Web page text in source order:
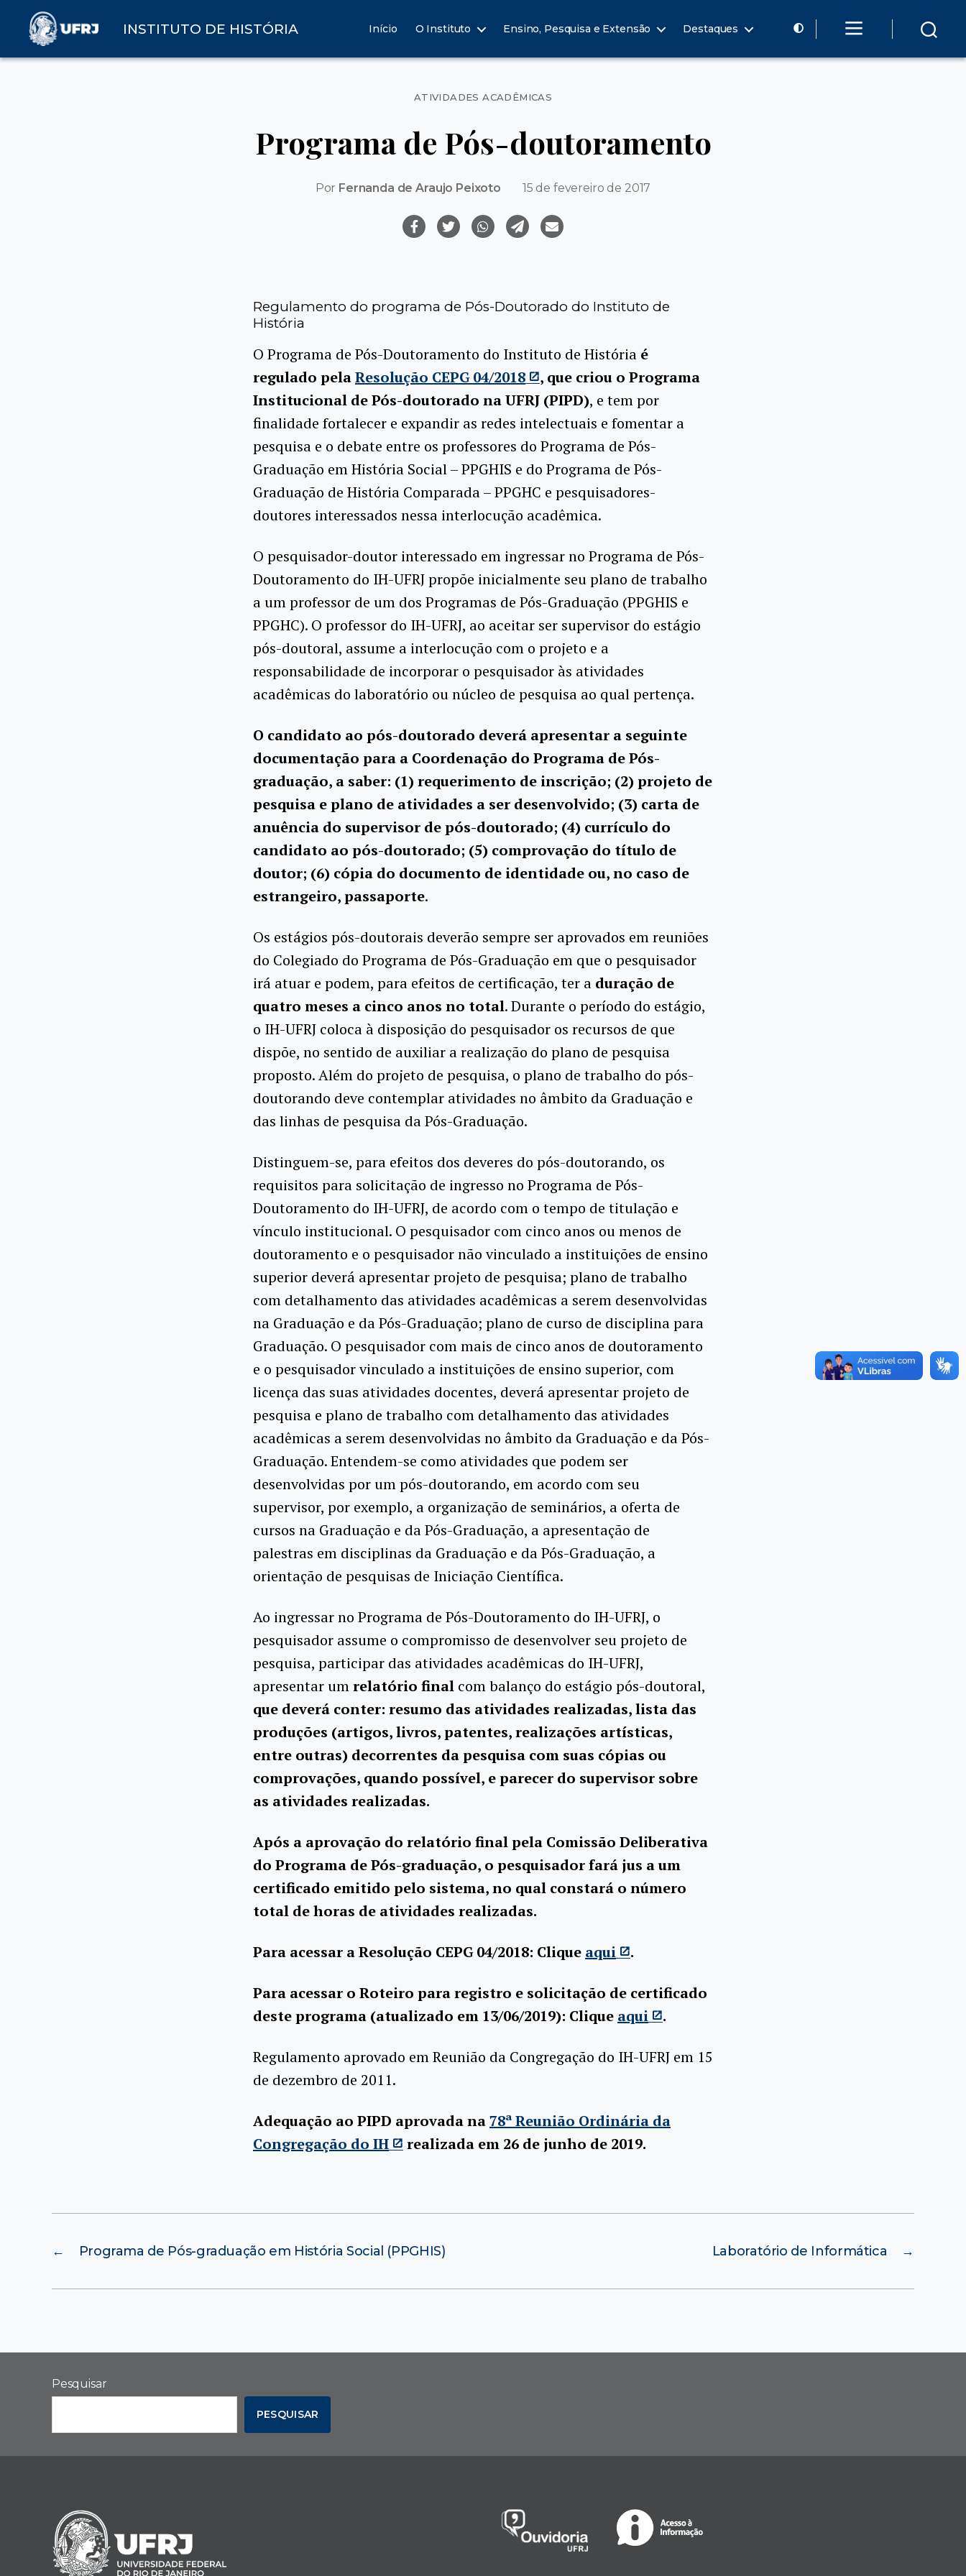
INSTITUTO DE HISTÓRIA Início O Instituto Ensino, Pesquisa e Extensão Destaques
Categorias
ATIVIDADES ACADÊMICAS
Programa de Pós-doutoramento
Por Fernanda de Araujo Peixoto 15 de fevereiro de 2017
Regulamento do programa de Pós-Doutorado do Instituto de
História
O Programa de Pós-Doutoramento do Instituto de História é
regulado pelaResolução CEPG 04/2018
, que criou o Programa
Institucional de Pós-doutorado na UFRJ (PIPD), e tem por
finalidade fortalecer e expandir as redes intelectuais e fomentar a
pesquisa e o debate entre os professores do Programa de Pós-
Graduação em História Social – PPGHIS e do Programa de Pós-
Graduação de História Comparada – PPGHC e pesquisadores-
doutores interessados nessa interlocução acadêmica.
O pesquisador-doutor interessado em ingressar no Programa de Pós-
Doutoramento do IH-UFRJ propõe inicialmente seu plano de trabalho
a um professor de um dos Programas de Pós-Graduação (PPGHIS e
PPGHC). O professor do IH-UFRJ, ao aceitar ser supervisor do estágio
pós-doutoral, assume a interlocução com o projeto e a
responsabilidade de incorporar o pesquisador às atividades
acadêmicas do laboratório ou núcleo de pesquisa ao qual pertença.
O candidato ao pós-doutorado deverá apresentar a seguinte
documentação para a Coordenação do Programa de Pós-
graduação, a saber: (1) requerimento de inscrição; (2) projeto de
pesquisa e plano de atividades a ser desenvolvido; (3) carta de
anuência do supervisor de pós-doutorado; (4) currículo do
candidato ao pós-doutorado; (5) comprovação do título de
doutor; (6) cópia do documento de identidade ou, no caso de
estrangeiro, passaporte.
Os estágios pós-doutorais deverão sempre ser aprovados em reuniões
do Colegiado do Programa de Pós-Graduação em que o pesquisador
irá atuar e podem, para efeitos de certificação, ter a duração de
quatro meses a cinco anos no total. Durante o período do estágio,
o IH-UFRJ coloca à disposição do pesquisador os recursos de que
dispõe, no sentido de auxiliar a realização do plano de pesquisa
proposto. Além do projeto de pesquisa, o plano de trabalho do pós-
doutorando deve contemplar atividades no âmbito da Graduação e
das linhas de pesquisa da Pós-Graduação.
Distinguem-se, para efeitos dos deveres do pós-doutorando, os
requisitos para solicitação de ingresso no Programa de Pós-
Doutoramento do IH-UFRJ, de acordo com o tempo de titulação e
vínculo institucional. O pesquisador com cinco anos ou menos de
doutoramento e o pesquisador não vinculado a instituições de ensino
superior deverá apresentar projeto de pesquisa; plano de trabalho
com detalhamento das atividades acadêmicas a serem desenvolvidas
na Graduação e da Pós-Graduação; plano de curso de disciplina para
Graduação. O pesquisador com mais de cinco anos de doutoramento
e o pesquisador vinculado a instituições de ensino superior, com
licença das suas atividades docentes, deverá apresentar projeto de
pesquisa e plano de trabalho com detalhamento das atividades
acadêmicas a serem desenvolvidas no âmbito da Graduação e da Pós-
Graduação. Entendem-se como atividades que podem ser
desenvolvidas por um pós-doutorando, em acordo com seu
supervisor, por exemplo, a organização de seminários, a oferta de
cursos na Graduação e da Pós-Graduação, a apresentação de
palestras em disciplinas da Graduação e da Pós-Graduação, a
orientação de pesquisas de Iniciação Científica.
Ao ingressar no Programa de Pós-Doutoramento do IH-UFRJ, o
pesquisador assume o compromisso de desenvolver seu projeto de
pesquisa, participar das atividades acadêmicas do IH-UFRJ,
apresentar umrelatório final com balanço do estágio pós-doutoral,
que deverá conter: resumo das atividades realizadas, lista das
produções (artigos, livros, patentes, realizações artísticas,
entre outras) decorrentes da pesquisa com suas cópias ou
comprovações, quando possível, e parecer do supervisor sobre
as atividades realizadas.
Após a aprovação do relatório final pela Comissão Deliberativa
do Programa de Pós-graduação, o pesquisador fará jus a um
certificado emitido pelo sistema, no qual constará o número
total de horas de atividades realizadas.
Para acessar a Resolução CEPG 04/2018: Clique aqui .
Para acessar o Roteiro para registro e solicitação de certificado
deste programa (atualizado em 13/06/2019): Clique aqui .
Regulamento aprovado em Reunião da Congregação do IH-UFRJ em 15
de dezembro de 2011.
Adequação ao PIPD aprovada na78ª Reunião Ordinária da
Congregação do IH
realizada em 26 de junho de 2019.
← Programa de Pós-graduação em História Social (PPGHIS) →
Laboratório de Informática
Pesquisar
PESQUISAR